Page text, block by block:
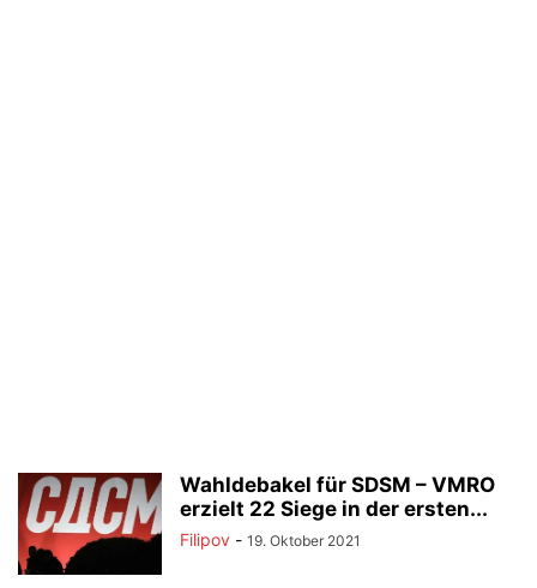
Wahldebakel für SDSM – VMRO
erzielt 22 Siege in der ersten...
Filipov - 19. Oktober 2021